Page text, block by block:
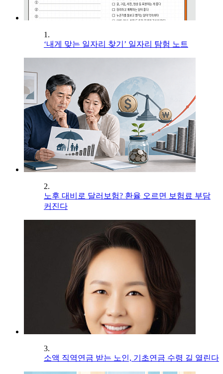
1.
‘내게 맞는 일자리 찾기’ 일자리 탐험 노트
2.
노후 대비로 달러보험? 환율 오르면 보험료 부담
커진다
3.
소액 직역연금 받는 노인, 기초연금 수령 길 열린다